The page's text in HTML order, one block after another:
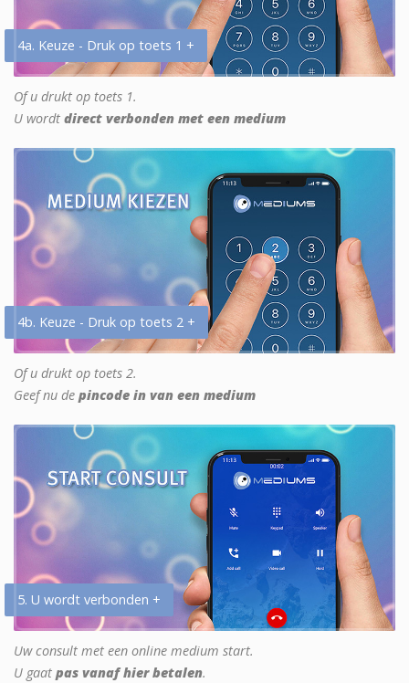
4a. Keuze - Druk op toets 1 +
Of u drukt op toets 1.
U wordt direct verbonden met een medium
4b. Keuze - Druk op toets 2 +
Of u drukt op toets 2.
Geef nu de pincode in van een medium
5. U wordt verbonden +
Uw consult met een online medium start.
U gaat pas vanaf hier betalen.